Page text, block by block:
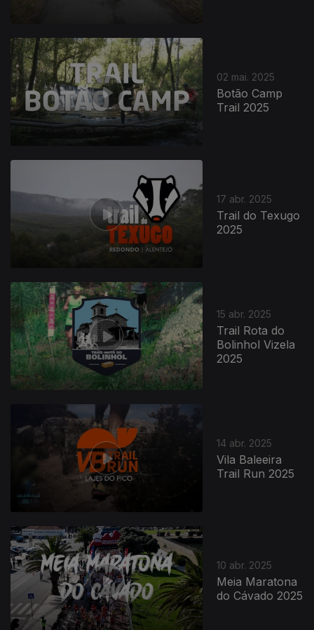
02 mai. 2025
Botão Camp
Trail 2025
17 abr. 2025
Trail do Texugo
2025
15 abr. 2025
Trail Rota do
Bolinhol Vizela
2025
14 abr. 2025
Vila Baleeira
Trail Run 2025
10 abr. 2025
Meia Maratona
do Cávado 2025